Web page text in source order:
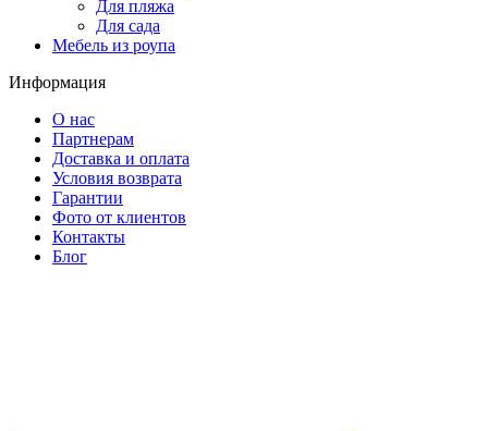
Для пляжа
Для сада
Мебель из роупа
Информация
О нас
Партнерам
Доставка и оплата
Условия возврата
Гарантии
Фото от клиентов
Контакты
Блог